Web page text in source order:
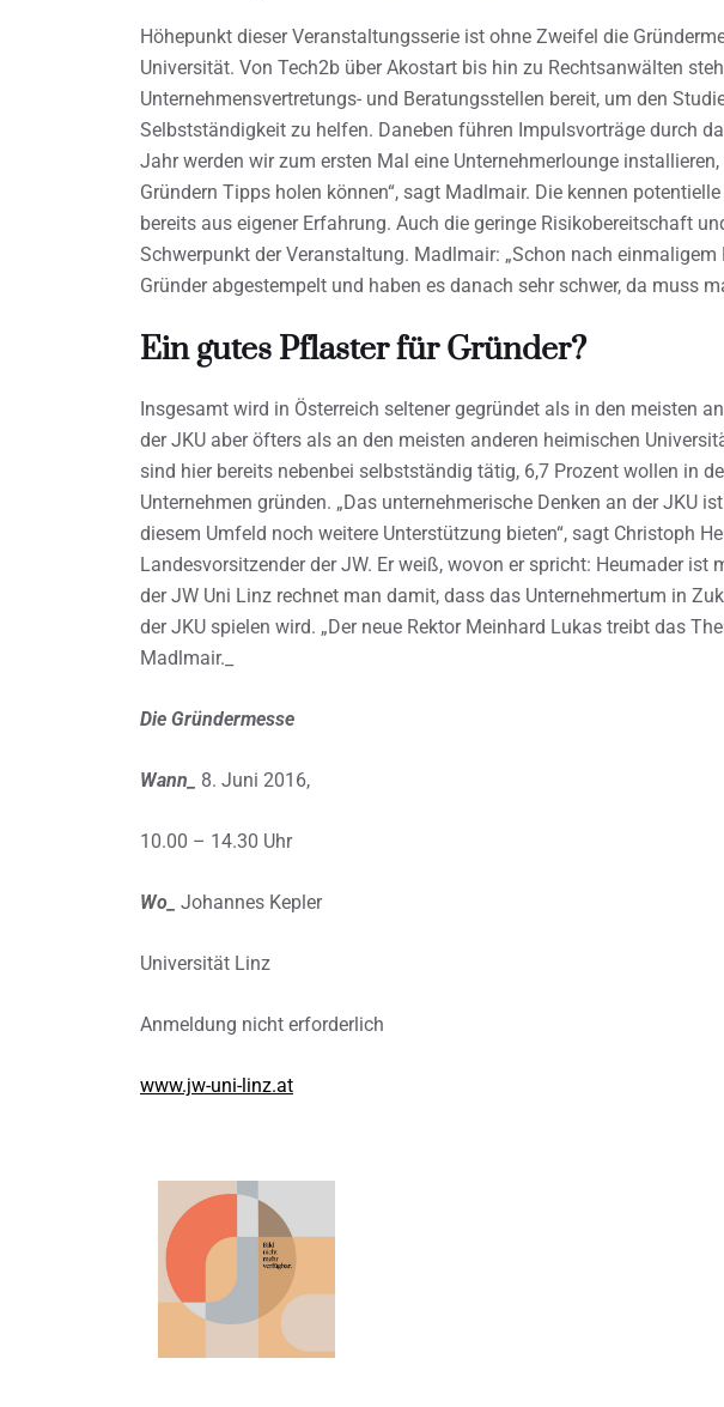
Höhepunkt dieser Veranstaltungsserie ist ohne Zweifel die
Universität. Von Tech2b über Akostart bis hin zu Rechtsanwälten
Unternehmensvertretungs- und Beratungsstellen bereit, um den
Selbstständigkeit zu helfen. Daneben führen Impulsvorträge durch
Jahr werden wir zum ersten Mal eine Unternehmerlounge
Gründern Tipps holen können“, sagt Madlmair. Die kennen
bereits aus eigener Erfahrung. Auch die geringe Risikobereitschaft
Schwerpunkt der Veranstaltung. Madlmair: „Schon nach
Gründer abgestempelt und haben es danach sehr schwer, da muss
Ein gutes Pflaster für Gründer?
Insgesamt wird in Österreich seltener gegründet als in den meisten
der JKU aber öfters als an den meisten anderen heimischen
sind hier bereits nebenbei selbstständig tätig, 6,7 Prozent wollen in
Unternehmen gründen. „Das unternehmerische Denken an der JKU
diesem Umfeld noch weitere Unterstützung bieten“, sagt Christoph
Landesvorsitzender der JW. Er weiß, wovon er spricht: Heumader ist
der JW Uni Linz rechnet man damit, dass das Unternehmertum in
der JKU spielen wird. „Der neue Rektor Meinhard Lukas treibt das
Madlmair._
Die Gründermesse
Wann_ 8. Juni 2016,
10.00 – 14.30 Uhr
Wo_ Johannes Kepler
Universität Linz
Anmeldung nicht erforderlich
www.jw-uni-linz.at